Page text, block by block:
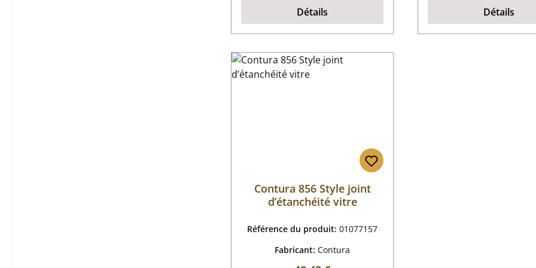
Détails Détails
Contura 856 Style joint
d’étanchéité vitre
Référence du produit:01077157
Fabricant:Contura